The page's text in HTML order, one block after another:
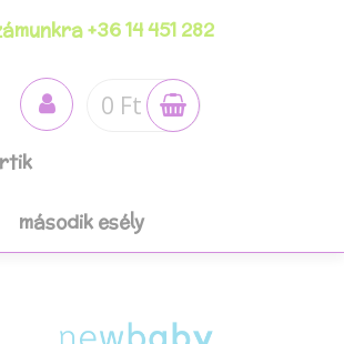
+36 14 451 282
0 Ft
második esély